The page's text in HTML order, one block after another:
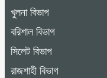
খুলনা বিভাগ
বরিশাল বিভাগ
সিলেট বিভাগ
রাজশাহী বিভাগ